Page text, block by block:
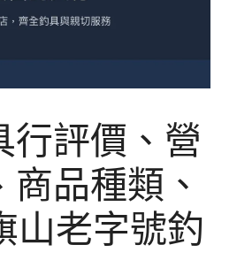
行評價、營
品種類、
山老字號釣